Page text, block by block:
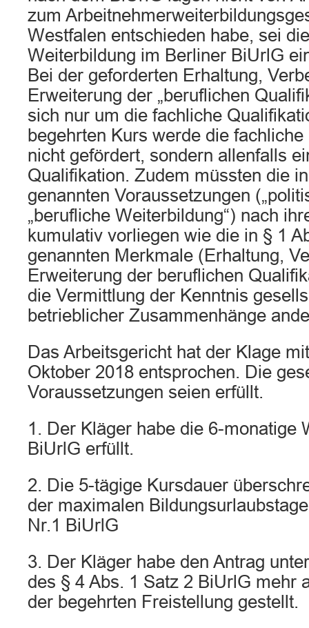
zum
Westfalen entschieden habe, sei
Weiterbildung im Berliner BiUrlG
Bei der geforderten Erhaltung,
Erweiterung der „beruflichen
sich nur um die fachliche
begehrten Kurs werde die
nicht gefördert, sondern allenfalls
Qualifikation. Zudem müssten die
genannten Voraussetzungen
„berufliche Weiterbildung“) nach
kumulativ vorliegen wie die in § 1
genannten Merkmale (Erhaltung,
Erweiterung der beruflichen
die Vermittlung der Kenntnis
betrieblicher Zusammenhänge
Das Arbeitsgericht hat der Klage
Oktober 2018 entsprochen. Die
Voraussetzungen seien erfüllt.
1. Der Kläger habe die 6-monatige
BiUrlG erfüllt.
2. Die 5-tägige Kursdauer
der maximalen
Nr.1 BiUrlG
3. Der Kläger habe den Antrag
des § 4 Abs. 1 Satz 2 BiUrlG mehr
der begehrten Freistellung gestellt.